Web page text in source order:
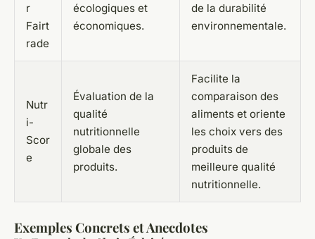
r
Fairt
rade
écologiques et
économiques.
de la durabilité
environnementale.
Nutr
i-
Scor
e
Évaluation de la
qualité
nutritionnelle
globale des
produits.
Facilite la
comparaison des
aliments et oriente
les choix vers des
produits de
meilleure qualité
nutritionnelle.
Exemples Concrets et Anecdotes